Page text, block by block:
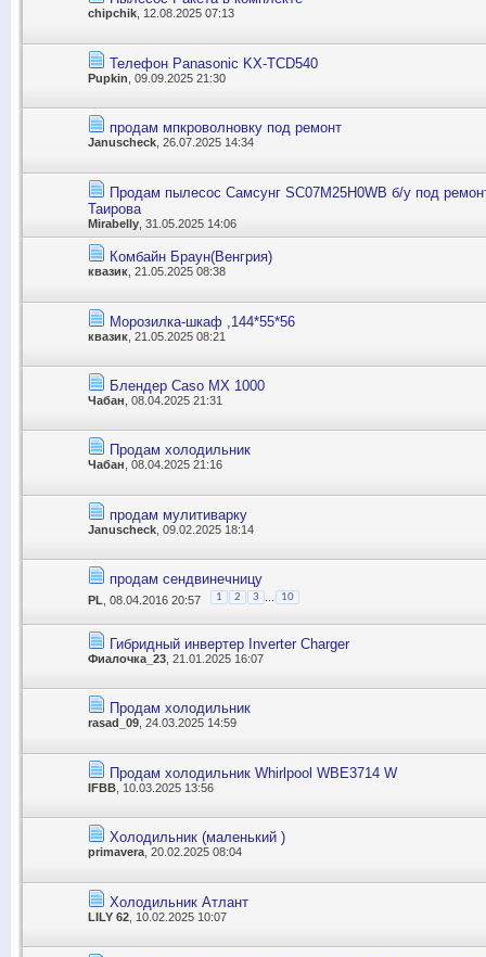
chipchik , 12.08.2025 07:13
Телефон Panasonic KX-TCD540
Pupkin , 09.09.2025 21:30
продам мпкроволновку под ремонт
Januscheck , 26.07.2025 14:34
Продам пылесос Самсунг SC07M25H0WB б/у под
Таирова
Mirabelly , 31.05.2025 14:06
Комбайн Браун(Венгрия)
квазик , 21.05.2025 08:38
Морозилка-шкаф ,144*55*56
квазик , 21.05.2025 08:21
Блендер Caso MX 1000
Чабан , 08.04.2025 21:31
Продам холодильник
Чабан, 08.04.2025 21:16
продам мулитиварку
Januscheck , 09.02.2025 18:14
продам сендвинечницу
PL , 08.04.2016 20:57 1 2 3 10
Гибридный инвертер Inverter Charger
Фиалочка_23 , 21.01.2025 16:07
Продам холодильник
rasad_09 , 24.03.2025 14:59
Продам холодильник Whirlpool WBE3714 W
IFBB , 10.03.2025 13:56
Холодильник (маленький )
primavera , 20.02.2025 08:04
Холодильник Атлант
LILY 62 , 10.02.2025 10:07